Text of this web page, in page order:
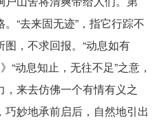
“去来固无迹”，指它行踪不
，不求回报。“动息如有
“动息知止，无往不足”之意，
来去仿佛一个有情有义之
妙地承前启后，自然地引出